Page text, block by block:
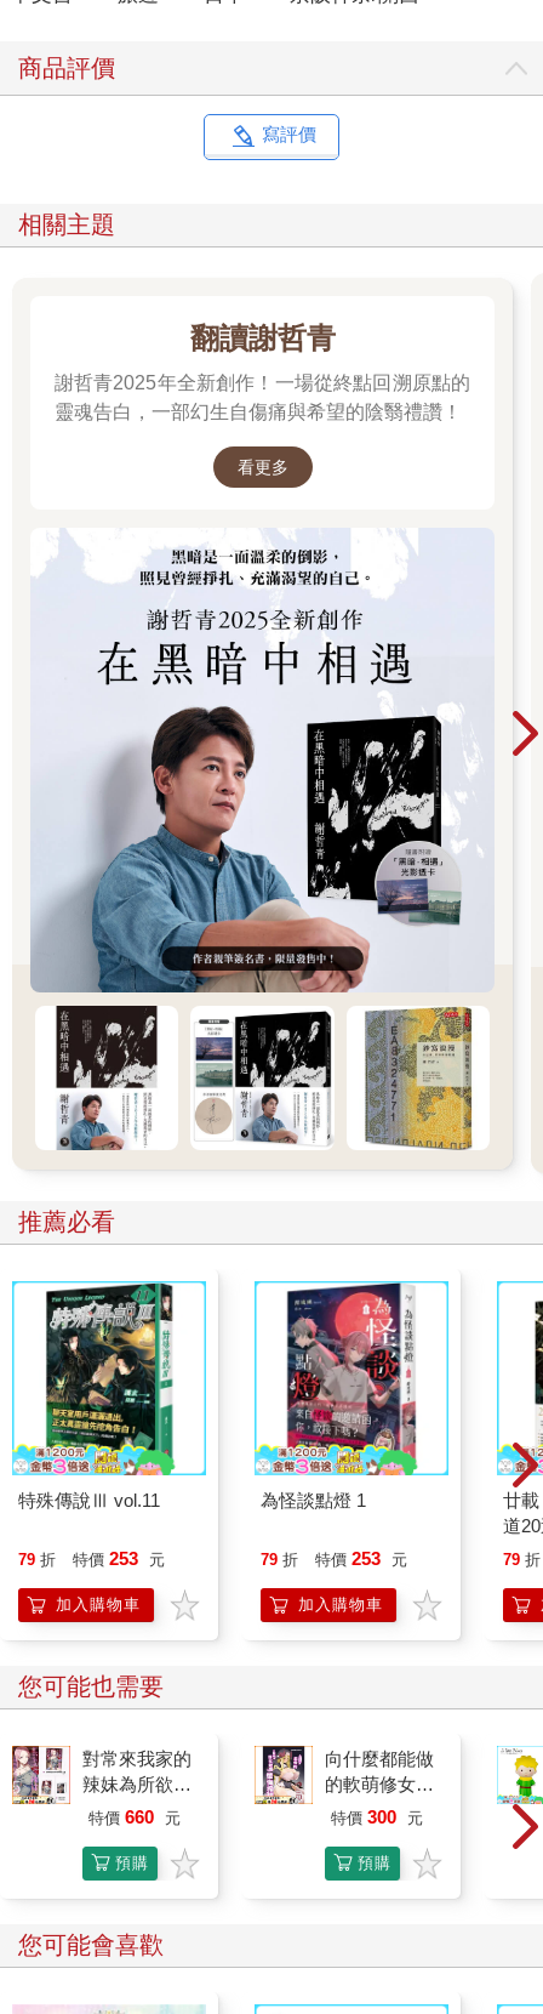
商品評價
寫評價
相關主題
翻讀謝哲青
謝哲青2025年全新創作！一場從終點回溯原點的
靈魂告白，一部幻生自傷痛與希望的陰翳禮讚！
看更多
推薦必看
特殊傳說Ⅲ vol.11
79 折 特價 253 元
加入購物車
為怪談點燈 1
79 折 特價 253 元
加入購物車
廿
道
79 折
您可能也需要
對常來我家的
辣妹為所欲為
(5) 特裝版
特價 660 元
預購
限定
向什麼都能做
的軟萌修女魅
魔懺悔榨精
特價 300 元
預購
限定
您可能會喜歡